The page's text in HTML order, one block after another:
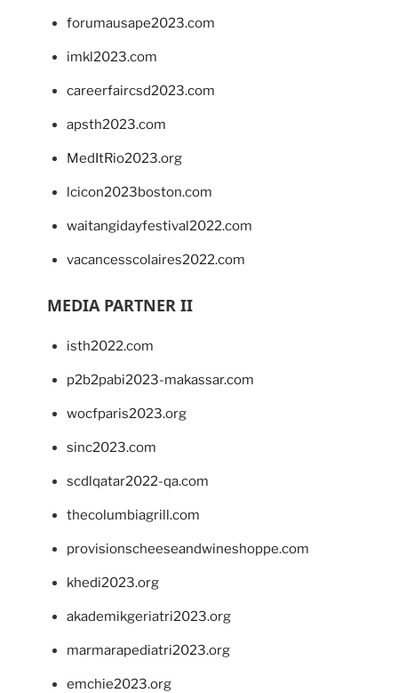
forumausape2023.com
imkl2023.com
careerfaircsd2023.com
apsth2023.com
MedItRio2023.org
lcicon2023boston.com
waitangidayfestival2022.com
vacancesscolaires2022.com
MEDIA PARTNER II
isth2022.com
p2b2pabi2023-makassar.com
wocfparis2023.org
sinc2023.com
scdlqatar2022-qa.com
thecolumbiagrill.com
provisionscheeseandwineshoppe.com
khedi2023.org
akademikgeriatri2023.org
marmarapediatri2023.org
emchie2023.org